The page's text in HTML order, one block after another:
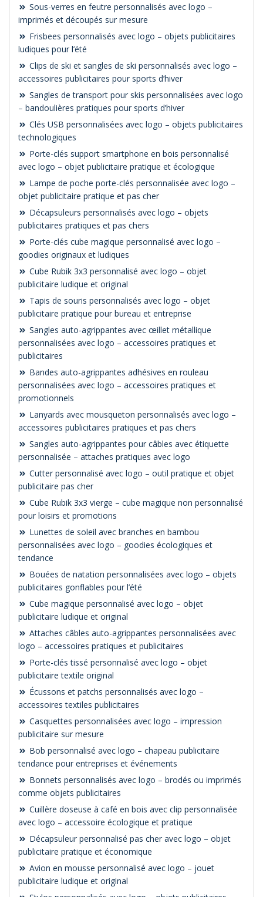
Sous-verres en feutre personnalisés avec logo –
imprimés et découpés sur mesure
Frisbees personnalisés avec logo – objets publicitaires
ludiques pour l’été
Clips de ski et sangles de ski personnalisés avec logo –
accessoires publicitaires pour sports d’hiver
Sangles de transport pour skis personnalisées avec logo
– bandoulières pratiques pour sports d’hiver
Clés USB personnalisées avec logo – objets publicitaires
technologiques
Porte-clés support smartphone en bois personnalisé
avec logo – objet publicitaire pratique et écologique
Lampe de poche porte-clés personnalisée avec logo –
objet publicitaire pratique et pas cher
Décapsuleurs personnalisés avec logo – objets
publicitaires pratiques et pas chers
Porte-clés cube magique personnalisé avec logo –
goodies originaux et ludiques
Cube Rubik 3x3 personnalisé avec logo – objet
publicitaire ludique et original
Tapis de souris personnalisés avec logo – objet
publicitaire pratique pour bureau et entreprise
Sangles auto-agrippantes avec œillet métallique
personnalisées avec logo – accessoires pratiques et
publicitaires
Bandes auto-agrippantes adhésives en rouleau
personnalisées avec logo – accessoires pratiques et
promotionnels
Lanyards avec mousqueton personnalisés avec logo –
accessoires publicitaires pratiques et pas chers
Sangles auto-agrippantes pour câbles avec étiquette
personnalisée – attaches pratiques avec logo
Cutter personnalisé avec logo – outil pratique et objet
publicitaire pas cher
Cube Rubik 3x3 vierge – cube magique non personnalisé
pour loisirs et promotions
Lunettes de soleil avec branches en bambou
personnalisées avec logo – goodies écologiques et
tendance
Bouées de natation personnalisées avec logo – objets
publicitaires gonflables pour l’été
Cube magique personnalisé avec logo – objet
publicitaire ludique et original
Attaches câbles auto-agrippantes personnalisées avec
logo – accessoires pratiques et publicitaires
Porte-clés tissé personnalisé avec logo – objet
publicitaire textile original
Écussons et patchs personnalisés avec logo –
accessoires textiles publicitaires
Casquettes personnalisées avec logo – impression
publicitaire sur mesure
Bob personnalisé avec logo – chapeau publicitaire
tendance pour entreprises et événements
Bonnets personnalisés avec logo – brodés ou imprimés
comme objets publicitaires
Cuillère doseuse à café en bois avec clip personnalisée
avec logo – accessoire écologique et pratique
Décapsuleur personnalisé pas cher avec logo – objet
publicitaire pratique et économique
Avion en mousse personnalisé avec logo – jouet
publicitaire ludique et original